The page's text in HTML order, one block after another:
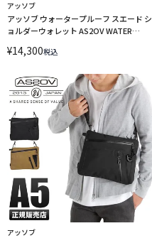
アッソブ
アッソブ ウォータープルーフ スエード シ
ョルダーウォレット AS2OV WATER
¥14,300税込
アッソブ